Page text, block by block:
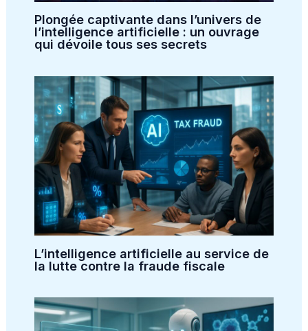
Plongée captivante dans l’univers de
l’intelligence artificielle : un ouvrage
qui dévoile tous ses secrets
L’intelligence artificielle au service de
la lutte contre la fraude fiscale